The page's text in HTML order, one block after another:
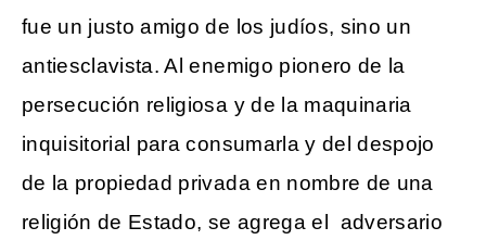
fue un justo amigo de los judíos, sino un
antiesclavista. Al enemigo pionero de la
persecución religiosa y de la maquinaria
inquisitorial para consumarla y del despojo
de la propiedad privada en nombre de una
religión de Estado, se agrega el adversario